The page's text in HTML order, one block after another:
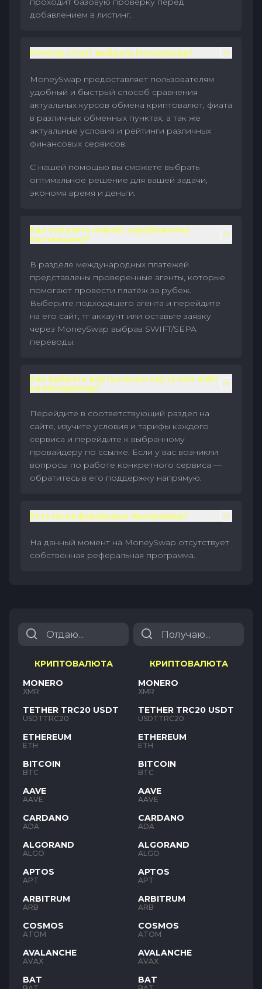
добавлением в листинг.
Почему стоит выбрать MoneySwap?
MoneySwap предоставляет пользователям
удобный и быстрый способ сравнения
актуальных курсов обмена криптовалют, фиата
в различных обменных пунктах, а так же
актуальные условия и рейтинги различных
финансовых сервисов.
С нашей помощью вы сможете выбрать
оптимальное решение для вашей задачи,
экономя время и деньги.
Как оплатить инвойс зарубежному
поставщику?
В разделе международных платежей
представлены проверенные агенты, которые
помогают провести платёж за рубеж.
Выберите подходящего агента и перейдите
на его сайт, тг аккаунт или оставьте заявку
через MoneySwap выбрав SWIFT/SEPA
переводы.
Как выбрать виртуальную карту или eSIM
на MoneySwap?
Перейдите в соответствующий раздел на
сайте, изучите условия и тарифы каждого
сервиса и перейдите к выбранному
провайдеру по ссылке. Если у вас возникли
вопросы по работе конкретного сервиса —
обратитесь в его поддержку напрямую.
Есть ли реферальные программы?
На данный момент на MoneySwap отсутствует
собственная реферальная программа.
КРИПТОВАЛЮТА
MONERO
XMR
TETHER TRC20 USDT
USDTTRC20
ETHEREUM
ETH
BITCOIN
BTC
AAVE
AAVE
CARDANO
ADA
ALGORAND
ALGO
APTOS
APT
ARBITRUM
ARB
COSMOS
ATOM
AVALANCHE
AVAX
BAT
КРИПТОВАЛЮТА
MONERO
XMR
TETHER TRC20 USDT
USDTTRC20
ETHEREUM
ETH
BITCOIN
BTC
AAVE
AAVE
CARDANO
ADA
ALGORAND
ALGO
APTOS
APT
ARBITRUM
ARB
COSMOS
ATOM
AVALANCHE
AVAX
BAT